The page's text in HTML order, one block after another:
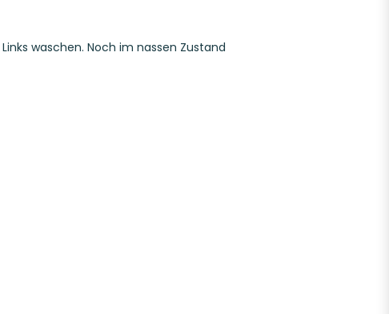
waschen. Noch im nassen Zustand